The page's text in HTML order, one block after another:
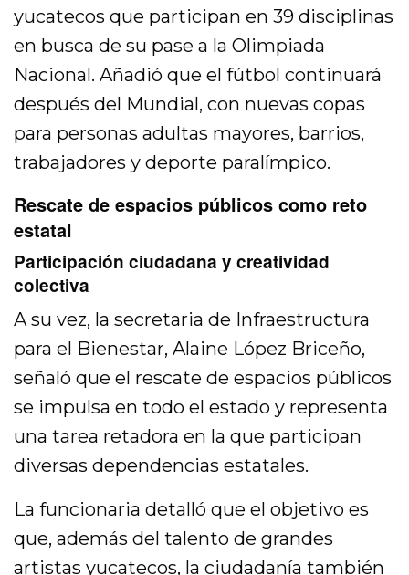
yucatecos que participan en 39 disciplinas
en busca de su pase a la Olimpiada
Nacional. Añadió que el fútbol continuará
después del Mundial, con nuevas copas
para personas adultas mayores, barrios,
trabajadores y deporte paralímpico.
Rescate de espacios públicos como reto
estatal
Participación ciudadana y creatividad
colectiva
A su vez, la secretaria de Infraestructura
para el Bienestar, Alaine López Briceño,
señaló que el rescate de espacios públicos
se impulsa en todo el estado y representa
una tarea retadora en la que participan
diversas dependencias estatales.
La funcionaria detalló que el objetivo es
que, además del talento de grandes
artistas yucatecos, la ciudadanía también